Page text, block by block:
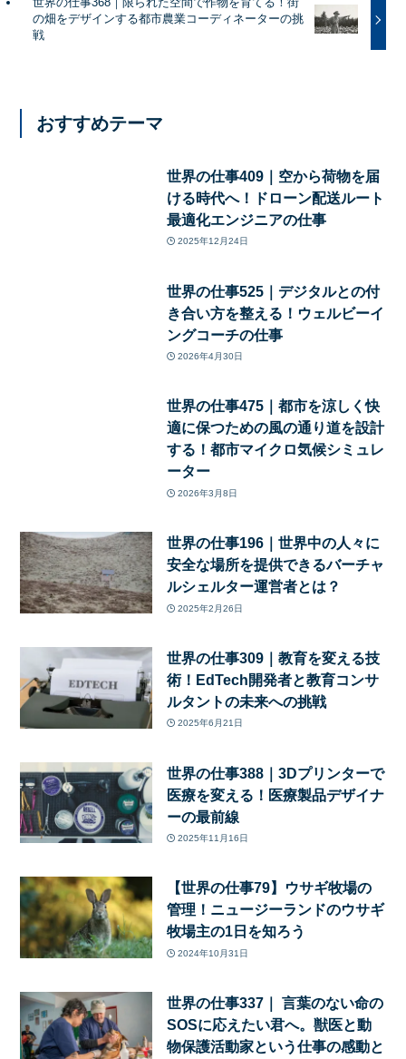
の畑をデザインする都市農業コーディネーターの挑
戦
おすすめテーマ
世界の仕事409｜空から荷物を届
ける時代へ！ドローン配送ルート
最適化エンジニアの仕事
2025年12月24日
世界の仕事525｜デジタルとの付
き合い方を整える！ウェルビーイ
ングコーチの仕事
2026年4月30日
世界の仕事475｜都市を涼しく快
適に保つための風の通り道を設計
する！都市マイクロ気候シミュレ
ーター
2026年3月8日
世界の仕事196｜世界中の人々に
安全な場所を提供できるバーチャ
ルシェルター運営者とは？
2025年2月26日
世界の仕事309｜教育を変える技
術！EdTech開発者と教育コンサ
ルタントの未来への挑戦
2025年6月21日
世界の仕事388｜3Dプリンターで
医療を変える！医療製品デザイナ
ーの最前線
2025年11月16日
【世界の仕事79】ウサギ牧場の
管理！ニュージーランドのウサギ
牧場主の1日を知ろう
2024年10月31日
世界の仕事337｜ 言葉のない命の
SOSに応えたい君へ。獣医と動
物保護活動家という仕事の感動と